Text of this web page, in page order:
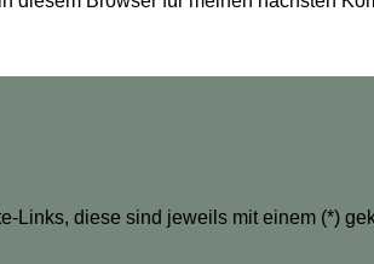
Links, diese sind jeweils mit einem (*)